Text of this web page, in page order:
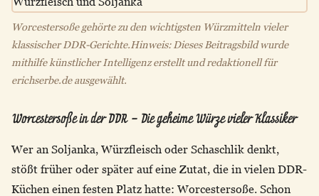
Worcestersoße gehörte zu den wichtigsten Würzmitteln vieler
klassischer DDR-Gerichte.Hinweis: Dieses Beitragsbild wurde
mithilfe künstlicher Intelligenz erstellt und redaktionell für
erichserbe.de ausgewählt.
Worcestersoße in der DDR – Die geheime Würze vieler Klassiker
Wer an Soljanka, Würzfleisch oder Schaschlik denkt,
stößt früher oder später auf eine Zutat, die in vielen DDR-
Küchen einen festen Platz hatte: Worcestersoße. Schon